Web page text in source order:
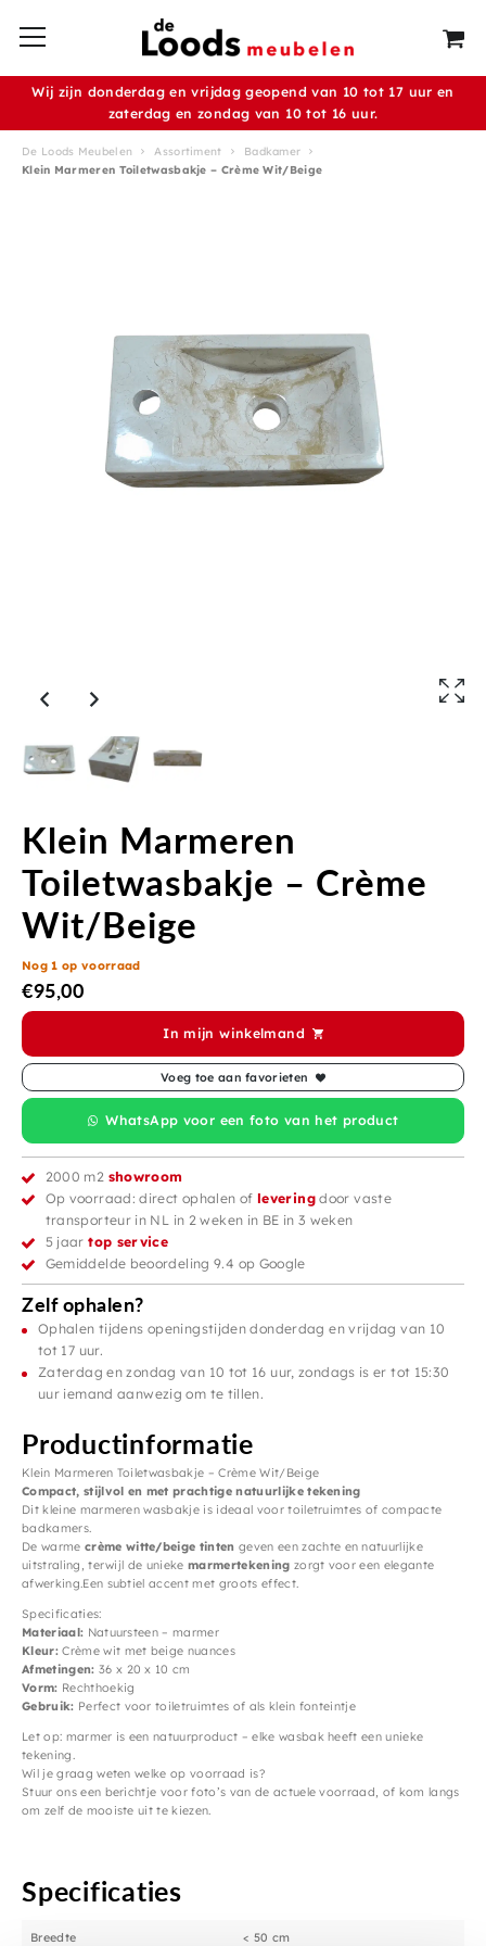
Wij zijn donderdag en vrijdag geopend van 10 tot 17 uur en
zaterdag en zondag van 10 tot 16 uur.
De Loods Meubelen Assortiment
Badkamer
Klein Marmeren Toiletwasbakje – Crème Wit/Beige
Klein Marmeren
Toiletwasbakje – Crème
Wit/Beige
Nog 1 op voorraad
€95,00
In mijn winkelmand
Voeg toe aan favorieten
WhatsApp voor een foto van het product
2000 m2 showroom
Op voorraad: direct ophalen ofleveringdoor vaste
transporteur in NL in 2 weken in BE in 3 weken
5 jaartop service
Gemiddelde beoordeling 9.4 op Google
Zelf ophalen?
Ophalen tijdens openingstijden donderdag en vrijdag van 10
tot 17 uur.
Zaterdag en zondag van 10 tot 16 uur, zondags is er tot 15:30
uur iemand aanwezig om te tillen.
Productinformatie
Klein Marmeren Toiletwasbakje – Crème Wit/Beige
Compact, stijlvol en met prachtige natuurlijke tekening
Dit kleine marmeren wasbakje is ideaal voor toiletruimtes of compacte
badkamers.
De warme crème witte/beige tinten geven een zachte en natuurlijke
uitstraling, terwijl de uniekemarmertekening zorgt voor een elegante
afwerking.Een subtiel accent met groots effect.
Specificaties:
Materiaal: Natuursteen – marmer
Kleur:Crème wit met beige nuances
Afmetingen: 36 x 20 x 10 cm
Vorm: Rechthoekig
Gebruik: Perfect voor toiletruimtes of als klein fonteintje
Let op: marmer is een natuurproduct – elke wasbak heeft een unieke
tekening.
Wil je graag weten welke op voorraad is?
Stuur ons een berichtje voor foto’s van de actuele voorraad, of kom langs
om zelf de mooiste uit te kiezen.
Specificaties
Breedte < 50 cm